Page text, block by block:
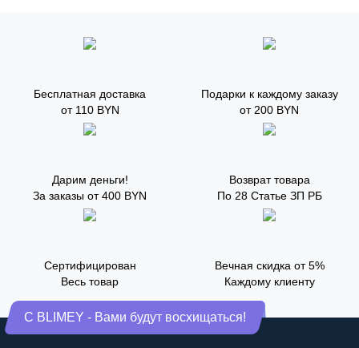
Бесплатная доставка
от 110 BYN
Подарки к каждому заказу
от 200 BYN
Дарим деньги!
За заказы от 400 BYN
Возврат товара
По 28 Статье ЗП РБ
Сертифицирован
Весь товар
Вечная скидка от 5%
Каждому клиенту
С BLIMEY - Вами будут восхищаться!